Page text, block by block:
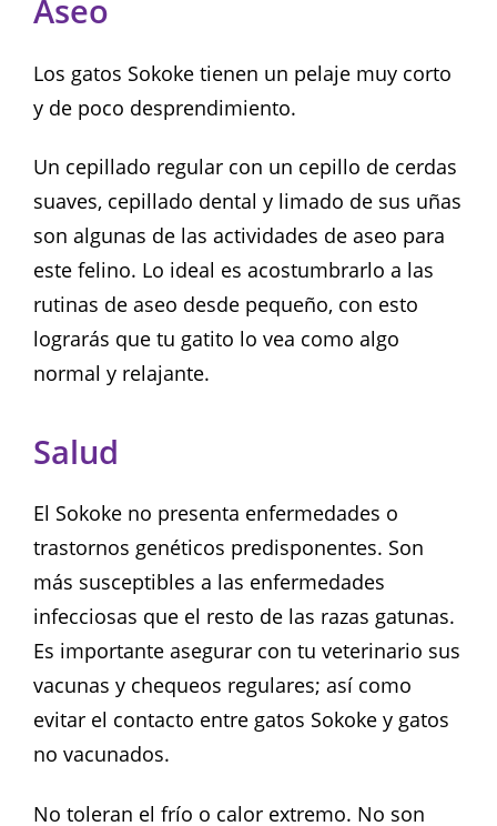
Aseo
Los gatos Sokoke tienen un pelaje muy corto
y de poco desprendimiento.
Un cepillado regular con un cepillo de cerdas
suaves, cepillado dental y limado de sus uñas
son algunas de las actividades de aseo para
este felino. Lo ideal es acostumbrarlo a las
rutinas de aseo desde pequeño, con esto
lograrás que tu gatito lo vea como algo
normal y relajante.
Salud
El Sokoke no presenta enfermedades o
trastornos genéticos predisponentes. Son
más susceptibles a las enfermedades
infecciosas que el resto de las razas gatunas.
Es importante asegurar con tu veterinario sus
vacunas y chequeos regulares; así como
evitar el contacto entre gatos Sokoke y gatos
no vacunados.
No toleran el frío o calor extremo. No son